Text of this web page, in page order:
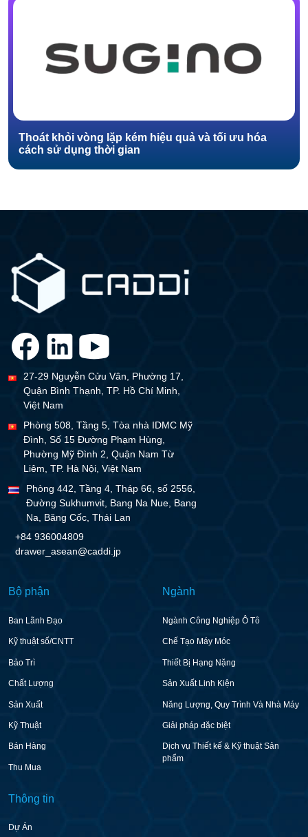
Thoát khỏi vòng lặp kém hiệu quả và tối ưu hóa
cách sử dụng thời gian
27-29 Nguyễn Cửu Vân, Phường 17,
Quận Bình Thạnh, TP. Hồ Chí Minh,
Việt Nam
Phòng 508, Tầng 5, Tòa nhà IDMC Mỹ
Đình, Số 15 Đường Phạm Hùng,
Phường Mỹ Đình 2, Quận Nam Từ
Liêm, TP. Hà Nội, Việt Nam
Phòng 442, Tầng 4, Tháp 66, số 2556,
Đường Sukhumvit, Bang Na Nue, Bang
Na, Băng Cốc, Thái Lan
+84 936004809
drawer_asean@caddi.jp
Bộ phận
Ban Lãnh Đạo
Kỹ thuật số/CNTT
Bảo Trì
Chất Lượng
Sản Xuất
Kỹ Thuật
Bán Hàng
Thu Mua
Ngành
Ngành Công Nghiệp Ô Tô
Chế Tạo Máy Móc
Thiết Bị Hạng Nặng
Sản Xuất Linh Kiện
Năng Lượng, Quy Trình Và Nhà Máy
Giải pháp đặc biệt
Dịch vụ Thiết kế & Kỹ thuật Sản
phẩm
Thông tin
Dự Án